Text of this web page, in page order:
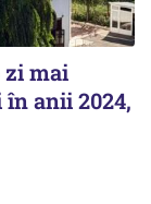
zi mai
anii 2024,